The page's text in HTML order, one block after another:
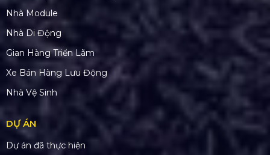
Nhà Module
Nhà Di Động
Gian Hàng Triển Lãm
Xe Bán Hàng Lưu Động
Nhà Vệ Sinh
DỰ ÁN
Dự án đã thực hiện